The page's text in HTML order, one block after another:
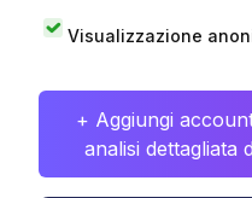
Visualizzazione
+ Aggiungi
analisi dettagliata